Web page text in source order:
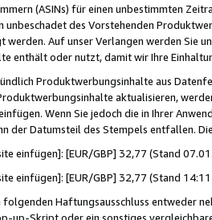
(ASINs) für einen unbestimmten
unbeschadet des Vorstehenden
werden. Auf unser Verlangen werden Sie
enthält oder nutzt, damit wir Ihre
Produktwerbungsinhalte aus
aktualisieren,
Wenn Sie jedoch die in Ihrer
der Datumsteil des Stempels entfallen.
einfügen]: [EUR/GBP] 32,77 (Stand
einfügen]: [EUR/GBP] 32,77 (Stand
folgenden Haftungsausschluss entweder
up-Skript oder ein sonstiges